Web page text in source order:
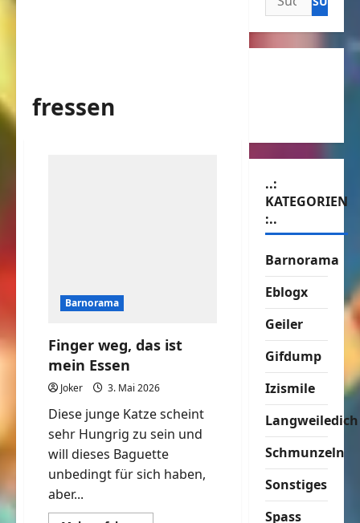
fressen
Barnorama
Finger weg, das ist
mein Essen
Joker 3. Mai 2026
Diese junge Katze scheint
sehr Hungrig zu sein und
will dieses Baguette
unbedingt für sich haben,
aber...
nach:
..:
KATEGORIEN
:..
Barnorama
Eblogx
Geiler
Gifdump
Izismile
Langweiledich
Schmunzeln
Sonstiges
Spass